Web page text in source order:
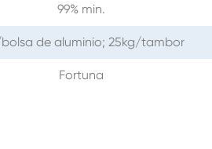
99% min.
de aluminio; 25kg/tambor
Fortuna